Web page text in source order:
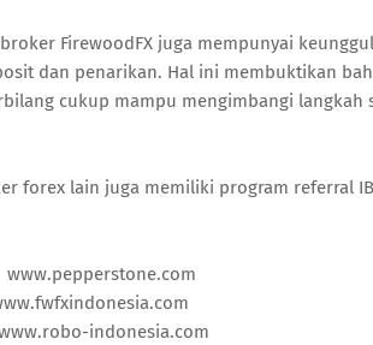
FirewoodFX juga mempunyai
dan penarikan. Hal ini membuktikan
cukup mampu mengimbangi langkah
forex lain juga memiliki program referral
www.pepperstone.com
indonesia.com